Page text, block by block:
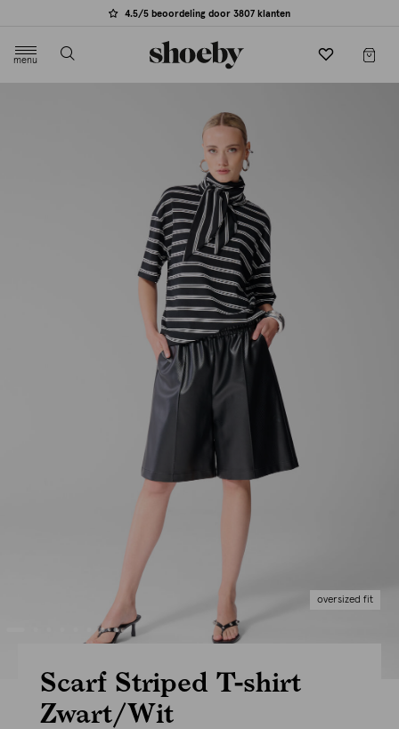
4.5/5 beoordeling door 3807 klanten
menu
oversized fit
Scarf Striped T-shirt
Zwart/Wit